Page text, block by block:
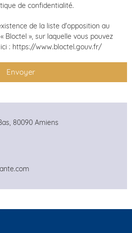
de confidentialité.
de la liste d'opposition au
Bloctel », sur laquelle vous pouvez
: https://www.bloctel.gouv.fr/
Envoyer
80090 Amiens